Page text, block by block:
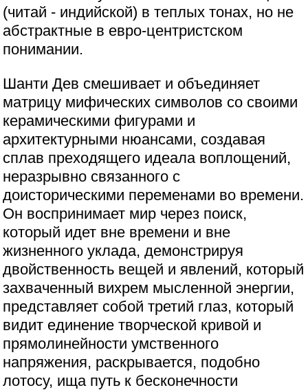
(читай - индийской) в теплых тонах, но не
абстрактные в евро-центристском
понимании.
Шанти Дев смешивает и объединяет
матрицу мифических символов со своими
керамическими фигурами и
архитектурными нюансами, создавая
сплав преходящего идеала воплощений,
неразрывно связанного с
доисторическими переменами во времени.
Он воспринимает мир через поиск,
который идет вне времени и вне
жизненного уклада, демонстрируя
двойственность вещей и явлений, который
захваченный вихрем мысленной энергии,
представляет собой третий глаз, который
видит единение творческой кривой и
прямолинейности умственного
напряжения, раскрывается, подобно
лотосу, ища путь к бесконечности